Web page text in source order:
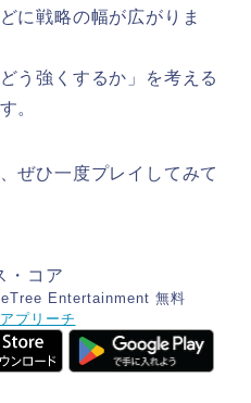
に戦略の幅が広がりま
う強くするか」を考える
。
ぜひ一度プレイしてみて
・コア
Entertainment 無料
アプリーチ